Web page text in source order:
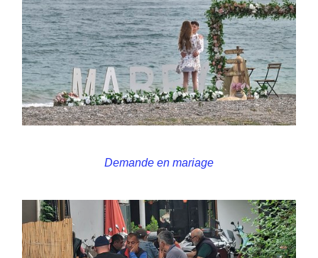
Demande en mariage